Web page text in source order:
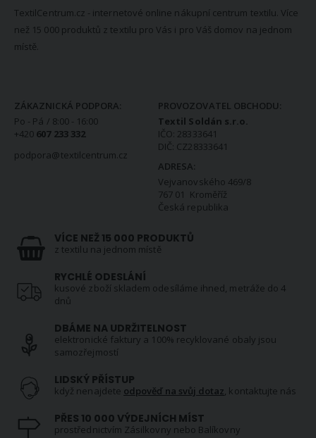
TextilCentrum.cz - internetové online nákupní centrum textilu. Více
než 15 000 produktů z textilu pro Vás i pro Váš domov na jednom
místě.
ZÁKAZNICKÁ PODPORA:
Po - Pá / 8:00 - 16:00
+420 607 233 332
podpora@textilcentrum.cz
PROVOZOVATEL OBCHODU:
Textil Soldán s.r.o.
IČO: 28333641
DIČ: CZ28333641
ADRESA:
Vejvanovského 469/8
767 01 Kroměříž
Česká republika
VÍCE NEŽ 15 000 PRODUKTŮ
z textilu na jednom místě
RYCHLÉ ODESLÁNÍ
kusové zboží skladem odesíláme ihned, metráže do 4
dnů
DBÁME NA UDRŽITELNOST
elektronické faktury a 100% recyklované obaly jsou
samozřejmostí
LIDSKÝ PŘÍSTUP
když nenajdete odpověď na svůj dotaz , kontaktujte nás
PŘES 10 000 VÝDEJNÍCH MÍST
prostřednictvím Zásilkovny nebo Balíkovny